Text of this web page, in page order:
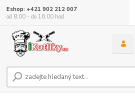
Eshop: +421 902 212 007
od 8:00 - do 16:00 hod